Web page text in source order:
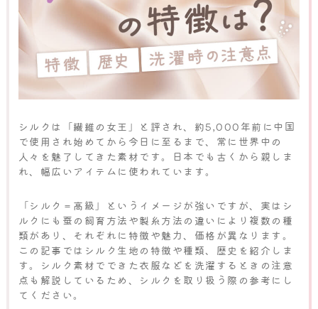
シルクは「繊維の女王」と評され、約5,000年前に中国
で使用され始めてから今日に至るまで、常に世界中の
人々を魅了してきた素材です。日本でも古くから親しま
れ、幅広いアイテムに使われています。
「シルク＝高級」というイメージが強いですが、実はシ
ルクにも蚕の飼育方法や製糸方法の違いにより複数の種
類があり、それぞれに特徴や魅力、価格が異なります。
この記事ではシルク生地の特徴や種類、歴史を紹介しま
す。シルク素材でできた衣服などを洗濯するときの注意
点も解説しているため、シルクを取り扱う際の参考にし
てください。